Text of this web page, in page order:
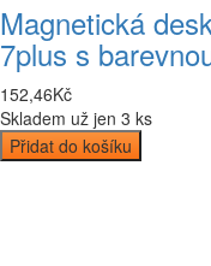
Magnetická
7plus s
152,46Kč
Skladem už jen 3 ks
Přidat do košíku